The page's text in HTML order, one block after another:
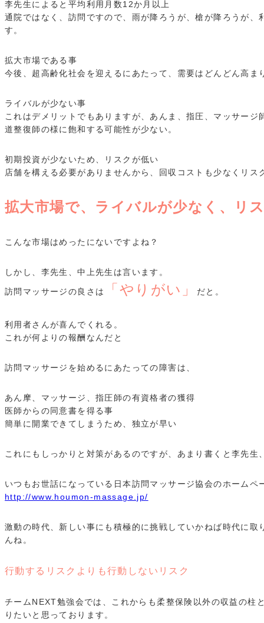
李先生によると平均利用月数12か月以上
通院ではなく、訪問ですので、雨が降ろうが、槍が降ろうが、
す。
拡大市場である事
今後、超高齢化社会を迎えるにあたって、需要はどんどん高ま
ライバルが少ない事
これはデメリットでもありますが、あんま、指圧、マッサージ
道整復師の様に飽和する可能性が少ない。
初期投資が少ないため、リスクが低い
店舗を構える必要がありませんから、回収コストも少なくリス
拡大市場で、ライバルが少なく、リ
こんな市場はめったにないですよね？
しかし、李先生、中上先生は言います。
訪問マッサージの良さは 「やりがい」 だと。
利用者さんが喜んでくれる。
これが何よりの報酬なんだと
訪問マッサージを始めるにあたっての障害は、
あん摩、マッサージ、指圧師の有資格者の獲得
医師からの同意書を得る事
簡単に開業できてしまうため、独立が早い
これにもしっかりと対策があるのですが、あまり書くと李先
いつもお世話になっている日本訪問マッサージ協会のホームペ
http://www.houmon-massage.jp/
激動の時代、新しい事にも積極的に挑戦していかねば時代に取
んね。
行動するリスクよりも行動しないリスク
チームNEXT勉強会では、これからも柔整保険以外の収益の柱
りたいと思っております。